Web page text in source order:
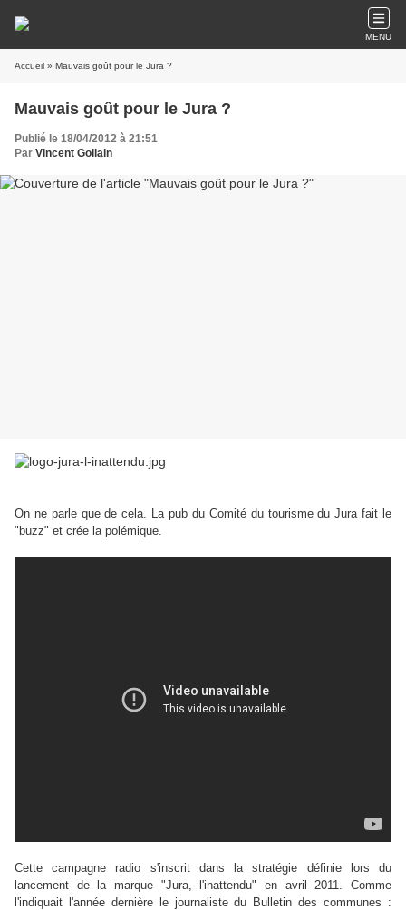
MENU
Accueil » Mauvais goût pour le Jura ?
Mauvais goût pour le Jura ?
Publié le 18/04/2012 à 21:51
Par Vincent Gollain
On ne parle que de cela. La pub du Comité du tourisme du Jura fait le
"buzz" et crée la polémique.
Cette campagne radio s'inscrit dans la stratégie définie lors du
lancement de la marque "Jura, l'inattendu" en avril 2011. Comme
l'indiquait l'année dernière le journaliste du Bulletin des communes :